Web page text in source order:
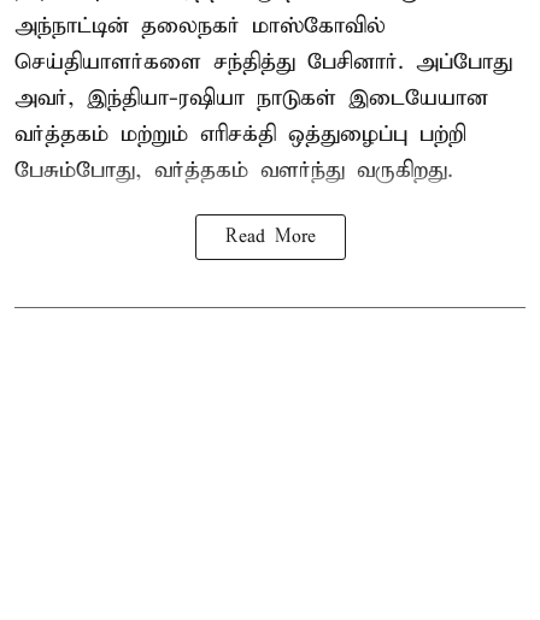
அந்நாட்டின் தலைநகர் மாஸ்கோவில்
செய்தியாளர்களை சந்தித்து பேசினார். அப்போது
அவர், இந்தியா-ரஷியா நாடுகள் இடையேயான
வர்த்தகம் மற்றும் எரிசக்தி ஒத்துழைப்பு பற்றி
பேசும்போது, வர்த்தகம் வளர்ந்து வருகிறது.
Read More